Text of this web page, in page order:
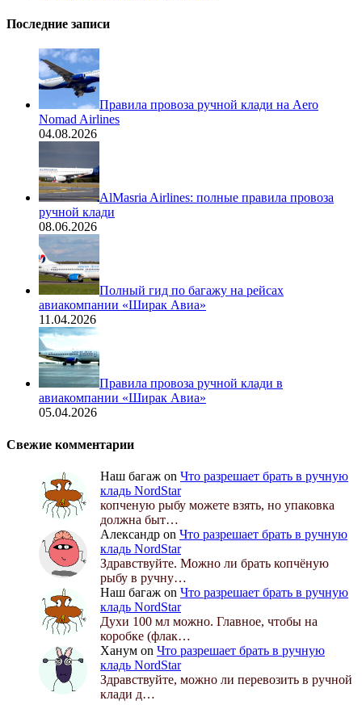
Последние записи
Правила провоза ручной клади на Aero
Nomad Airlines
04.08.2026
AlMasria Airlines: полные правила провоза
ручной клади
08.06.2026
Полный гид по багажу на рейсах
авиакомпании «Ширак Авиа»
11.04.2026
Правила провоза ручной клади в
авиакомпании «Ширак Авиа»
05.04.2026
Свежие комментарии
Наш багаж on Что разрешает брать в ручную
кладь NordStar
копченую рыбу можете взять, но упаковка
должна быт…
Александр on Что разрешает брать в ручную
кладь NordStar
Здравствуйте. Можно ли брать копчёную
рыбу в ручну…
Наш багаж on Что разрешает брать в ручную
кладь NordStar
Духи 100 мл можно. Главное, чтобы на
коробке (флак…
Ханум on Что разрешает брать в ручную
кладь NordStar
Здравствуйте, можно ли перевозить в ручной
клади д…